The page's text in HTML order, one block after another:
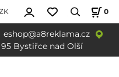
0
eshop@a8reklama.cz
95 Bystiřce nad Olší